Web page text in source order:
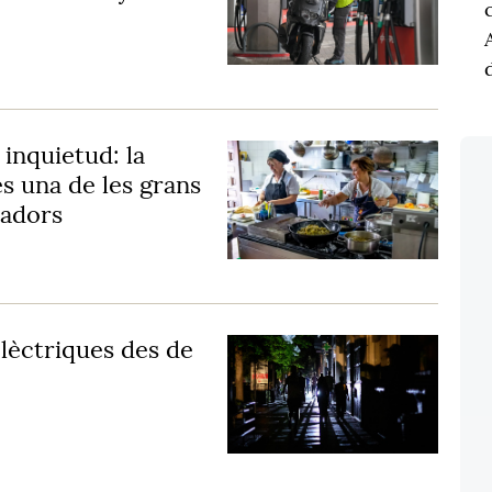
inquietud: la
una de les grans
des de